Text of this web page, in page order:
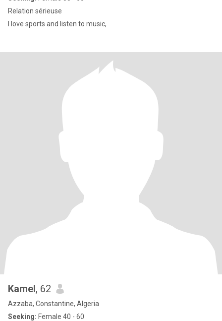
Relation sérieuse
I love sports and listen to music,
Kamel, 62
Azzaba, Constantine, Algeria
Seeking: Female 40 - 60